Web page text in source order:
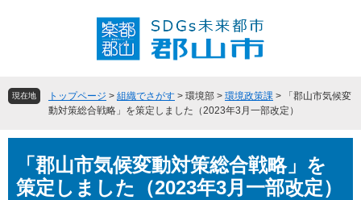
頭
飛現在地 トップページ > 組織でさがす > 環境部 > 環境政策課 >
「郡山市気候変
動対策総合戦略」を策定しました（2023年3月一部改定）
「郡山市気候変動対策総合戦略」を
策定しました（2023年3月一部改定）